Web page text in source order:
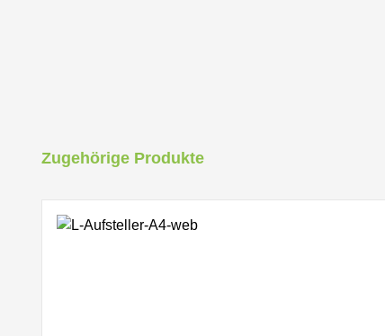
Produktgalerie überspringen
Zugehörige Produkte